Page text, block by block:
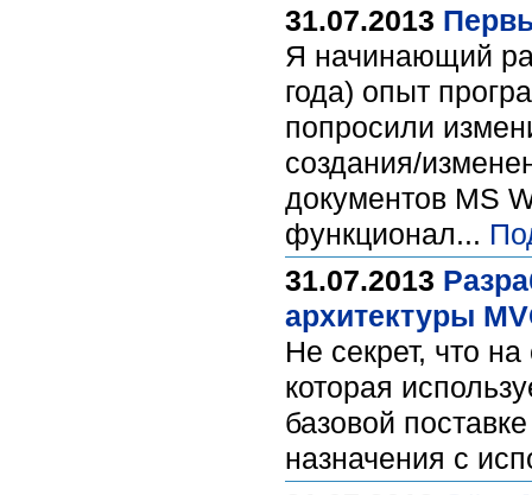
31.07.2013
Я начинающий
года) опыт
попросили
создания/
документов MS
функционал...
31.07.2013
архитектуры
Не секрет, что
которая
базовой
назначения с